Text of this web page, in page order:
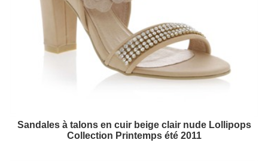
Sandales à talons en cuir beige clair nude Lollipops
Collection Printemps été 2011